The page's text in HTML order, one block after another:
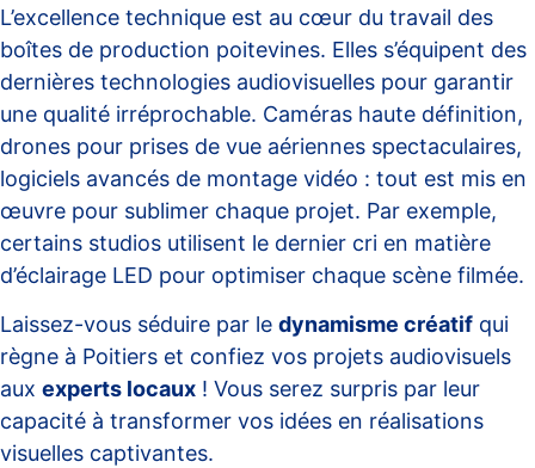
L’excellence technique est au cœur du travail des
boîtes de production poitevines. Elles s’équipent des
dernières technologies audiovisuelles pour garantir
une qualité irréprochable. Caméras haute définition,
drones pour prises de vue aériennes spectaculaires,
logiciels avancés de montage vidéo : tout est mis en
œuvre pour sublimer chaque projet. Par exemple,
certains studios utilisent le dernier cri en matière
d’éclairage LED pour optimiser chaque scène filmée.
Laissez-vous séduire par le dynamisme créatif qui
règne à Poitiers et confiez vos projets audiovisuels
aux experts locaux ! Vous serez surpris par leur
capacité à transformer vos idées en réalisations
visuelles captivantes.